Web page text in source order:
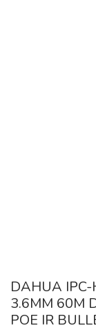
DAHUA
3.6MM 60M
POE IR